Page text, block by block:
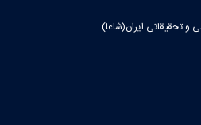
و تحقیقاتی ایران(شاعا)